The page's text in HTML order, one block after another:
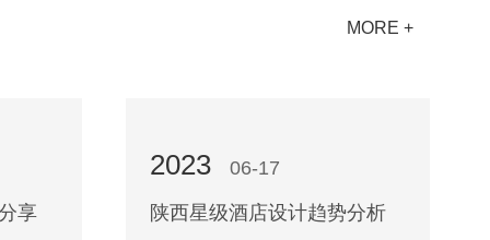
MORE +
享
2023 06-17
陕西星级酒店设计趋势分析